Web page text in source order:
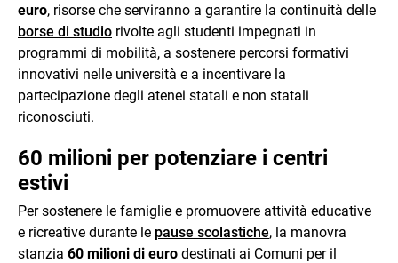
euro, risorse che serviranno a garantire la continuità delle
borse di studio rivolte agli studenti impegnati in
programmi di mobilità, a sostenere percorsi formativi
innovativi nelle università e a incentivare la
partecipazione degli atenei statali e non statali
riconosciuti.
60 milioni per potenziare i centri
estivi
Per sostenere le famiglie e promuovere attività educative
e ricreative durante le pause scolastiche, la manovra
stanzia 60 milioni di euro destinati ai Comuni per il